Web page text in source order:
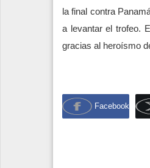
la final contra
a levantar el trofeo.
gracias al heroísmo
Facebook